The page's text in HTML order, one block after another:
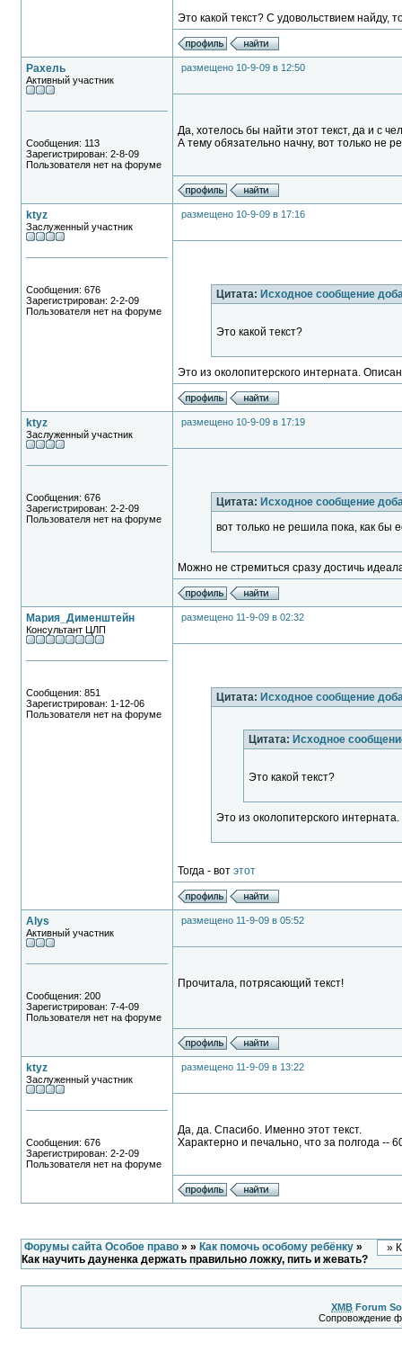
Это какой текст? С удовольствием найду,
Рахель
Активный участник
Сообщения: 113
Зарегистрирован: 2-8-09
Пользователя нет на форуме
размещено 10-9-09 в 12:50
Да, хотелось бы найти этот текст, да и с
А тему обязательно начну, вот только не
ktyz
Заслуженный участник
Сообщения: 676
Зарегистрирован: 2-2-09
Пользователя нет на форуме
размещено 10-9-09 в 17:16
Цитата: Исходное сообщение
Это какой текст?
Это из околопитерского интерната.
ktyz
Заслуженный участник
Сообщения: 676
Зарегистрирован: 2-2-09
Пользователя нет на форуме
размещено 10-9-09 в 17:19
Цитата: Исходное сообщение
вот только не решила пока, как бы
Можно не стремиться сразу достичь
Мария_Дименштейн
Консультант ЦЛП
Сообщения: 851
Зарегистрирован: 1-12-06
Пользователя нет на форуме
размещено 11-9-09 в 02:32
Цитата: Исходное сообщение
Цитата: Исходное
Это какой текст?
Это из околопитерского
Тогда - вот этот
Alys
Активный участник
Сообщения: 200
Зарегистрирован: 7-4-09
Пользователя нет на форуме
размещено 11-9-09 в 05:52
Прочитала, потрясающий текст!
ktyz
Заслуженный участник
Сообщения: 676
Зарегистрирован: 2-2-09
Пользователя нет на форуме
размещено 11-9-09 в 13:22
Да, да. Спасибо. Именно этот текст.
Характерно и печально, что за полгода --
Форумы сайта Особое право» » Как помочь особому ребёнку»
Как научить дауненка держать правильно ложку, пить и жевать?
XMB Forum
Сопровождение